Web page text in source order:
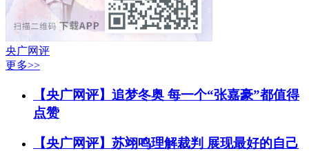
央广网评
更多>>
【央广网评】追梦冬奥 每一个“张嘉豪”都值得
点赞
【央广网评】苏翊鸣理解裁判 展现最好的自己